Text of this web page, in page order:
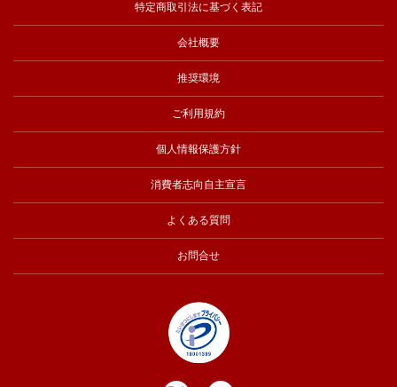
特定商取引法に基づく表記
会社概要
推奨環境
ご利用規約
個人情報保護方針
消費者志向自主宣言
よくある質問
お問合せ